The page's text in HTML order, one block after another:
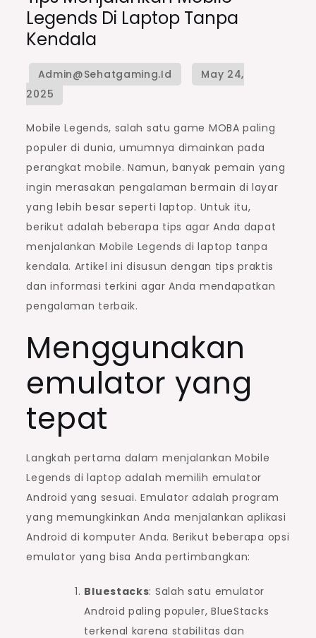
Legends Di Laptop Tanpa
Kendala
Mobile Legends, salah satu game MOBA paling
populer di dunia, umumnya dimainkan pada
perangkat mobile. Namun, banyak pemain yang
ingin merasakan pengalaman bermain di layar
yang lebih besar seperti laptop. Untuk itu,
berikut adalah beberapa tips agar Anda dapat
menjalankan Mobile Legends di laptop tanpa
kendala. Artikel ini disusun dengan tips praktis
dan informasi terkini agar Anda mendapatkan
pengalaman terbaik.
Menggunakan
emulator yang
tepat
Langkah pertama dalam menjalankan Mobile
Legends di laptop adalah memilih emulator
Android yang sesuai. Emulator adalah program
yang memungkinkan Anda menjalankan aplikasi
Android di komputer Anda. Berikut beberapa opsi
emulator yang bisa Anda pertimbangkan:
Bluestacks: Salah satu emulator
Android paling populer, BlueStacks
terkenal karena stabilitas dan